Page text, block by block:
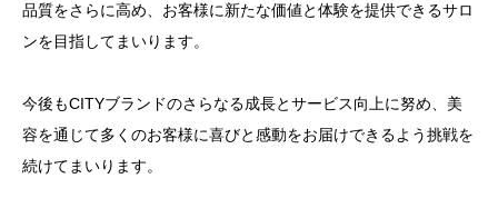
品質をさらに高め、お客様に新たな価値と体験を提供できるサロ
ンを目指してまいります。
今後もCITYブランドのさらなる成長とサービス向上に努め、美
容を通じて多くのお客様に喜びと感動をお届けできるよう挑戦を
続けてまいります。